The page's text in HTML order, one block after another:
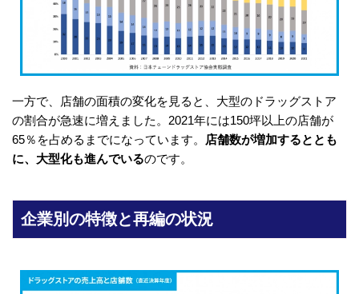
一方で、店舗の面積の変化を見ると、大型のドラッグストア
の割合が急速に増えました。2021年には150坪以上の店舗が
65％を占めるまでになっています。
店舗数が増加するととも
に、大型化も進んでいるのです。
企業別の特徴と再編の状況